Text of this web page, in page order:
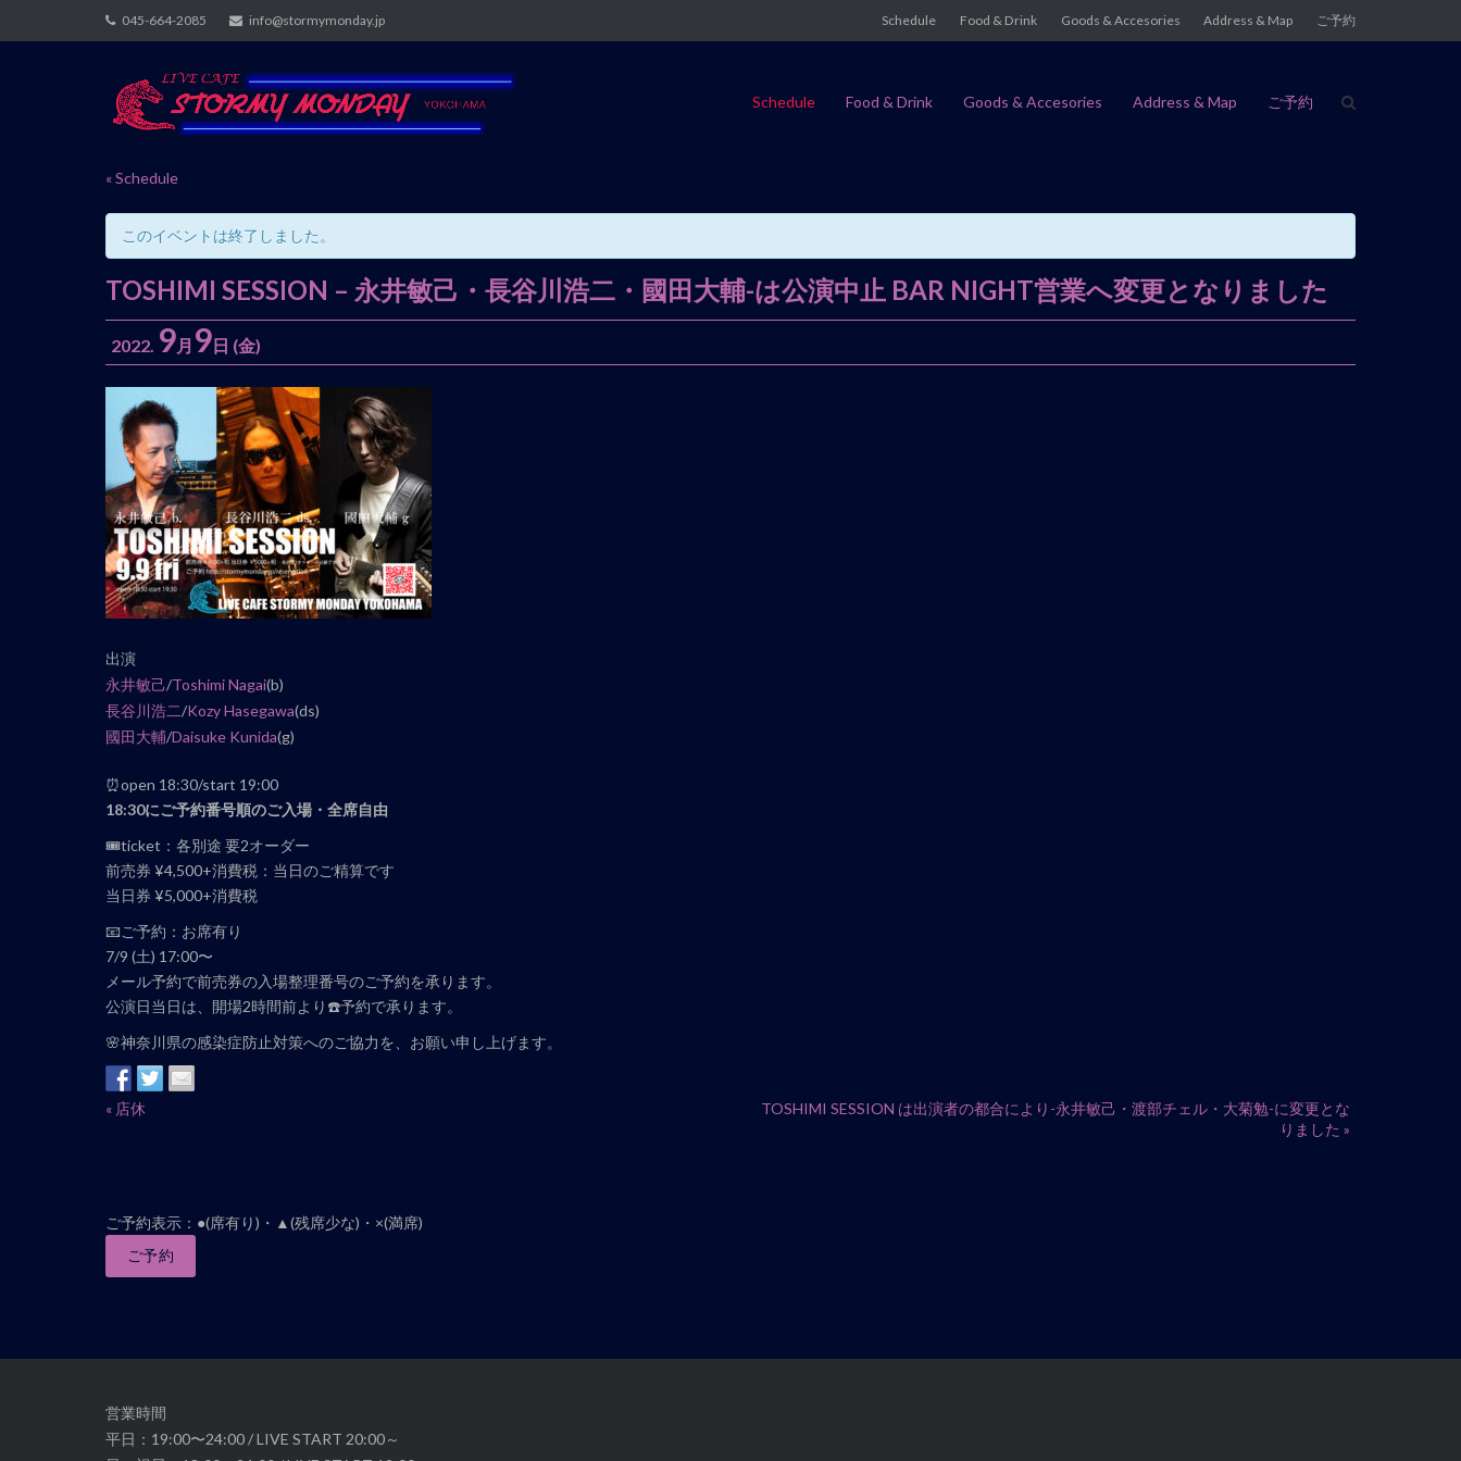
to
045-664-2085 info@stormymonday.jp Schedule Food & Drink Goods & Accesories Address & Map ご予約
Schedule Food & Drink Goods & Accesories Address & Map ご予約
« Schedule
このイベントは終了しました。
TOSHIMI SESSION – 永井敏己・長谷川浩二・國田大輔-は公演中止 BAR NIGHT営業へ変更となりました
2022. 9月 9日 (金)
ベ
ン
ト
ナ
ビ
ゲ
ー
シ
ン
出演
永井敏己/Toshimi Nagai(b)
長谷川浩二/Kozy Hasegawa(ds)
國田大輔/Daisuke Kunida(g)
⏰open 18:30/start 19:00
18:30にご予約番号順のご入場・全席自由
🎟ticket：各別途 要2オーダー
前売券 ¥4,500+消費税：当日のご精算です
当日券 ¥5,000+消費税
📧ご予約：お席有り
7/9 (土) 17:00〜
メール予約で前売券の入場整理番号のご予約を承ります。
公演日当日は、開場2時間前より☎️予約で承ります。
🌸神奈川県の感染症防止対策へのご協力を、お願い申し上げます。
イ
ナ
ビ
«店休
TOSHIMI SESSION は出演者の都合により-永井敏己・渡部チェル・大菊勉-に変更とな
りました»
ご予約表示：●(席有り)・▲(残席少な)・×(満席)
ご予約
営業時間
平日：19:00〜24:00 / LIVE START 20:00～